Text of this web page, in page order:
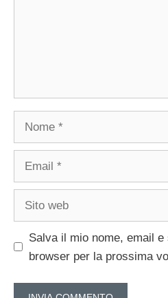
Salva il mio nome, email
browser per la prossima